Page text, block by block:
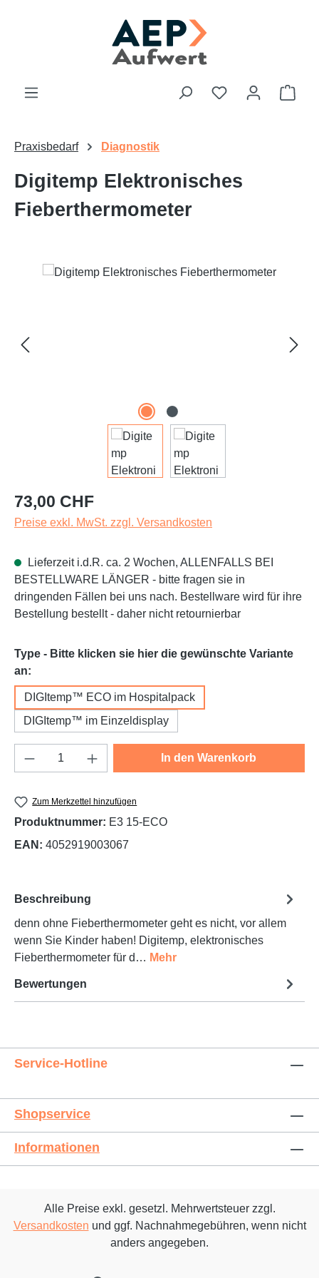
Du hast 0
Praxisbedarf Diagnostik
Digitemp Elektronisches
Fieberthermometer
Bildergalerie überspringen
Regulärer Preis:
73,00 CHF
Preise exkl. MwSt. zzgl. Versandkosten
Lieferzeit i.d.R. ca. 2 Wochen, ALLENFALLS BEI
BESTELLWARE LÄNGER - bitte fragen sie in
dringenden Fällen bei uns nach. Bestellware wird für ihre
Bestellung bestellt - daher nicht retournierbar
Type - Bitte klicken sie hier die gewünschte Variante
an:
DIGItemp™ ECO im Hospitalpack
DIGItemp™ im Einzeldisplay
Produkt Anzahl: Gib den gewünschten
In den Warenkorb
Zum Merkzettel hinzufügen
Produktnummer: E3 15-ECO
EAN: 4052919003067
Beschreibung
denn ohne Fieberthermometer geht es nicht, vor allem
wenn Sie Kinder haben! Digitemp, elektronisches
Fieberthermometer für d… Mehr
Bewertungen
Service-Hotline
Shopservice
Informationen
Alle Preise exkl. gesetzl. Mehrwertsteuer zzgl.
Versandkosten und ggf. Nachnahmegebühren, wenn nicht
anders angegeben.